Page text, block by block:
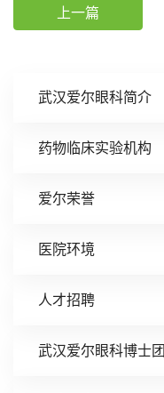
武汉爱尔眼科简介
药物临床实验机构
爱尔荣誉
医院环境
人才招聘
武汉爱尔眼科博士团
上一篇